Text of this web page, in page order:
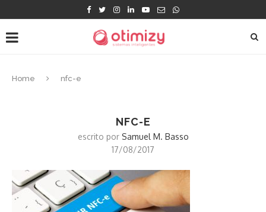
Home nfc-e
NFC-E
escrito por Samuel M. Basso
17/08/2017